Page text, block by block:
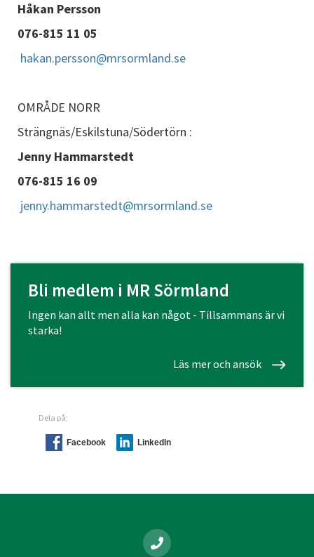
Håkan Persson
076-815 11 05
hakan.persson@mrsormland.se
OMRÅDE NORR
Strängnäs/Eskilstuna/Södertörn :
Jenny Hammarstedt
076-815 16 09
jenny.hammarstedt@mrsormland.se
Bli medlem i MR Sörmland
Ingen kan allt men alla kan något - Tillsammans är vi
starka!
Läs mer och ansök
Dela på:
Facebook LinkedIn